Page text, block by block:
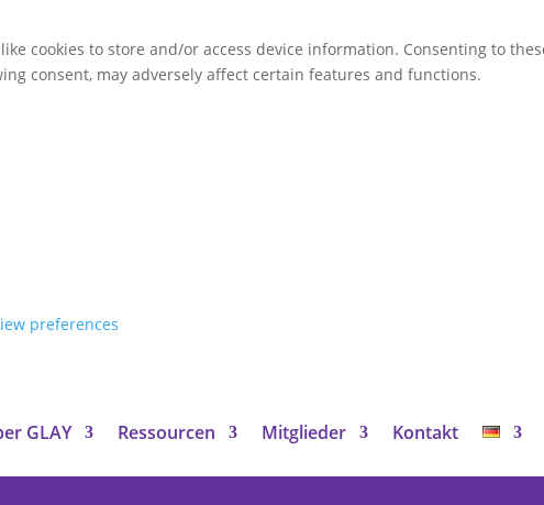
cookies to store and/or access device information. Consenting to
consent, may adversely affect certain features and functions.
preferences
GLAY Ressourcen Mitglieder Kontakt